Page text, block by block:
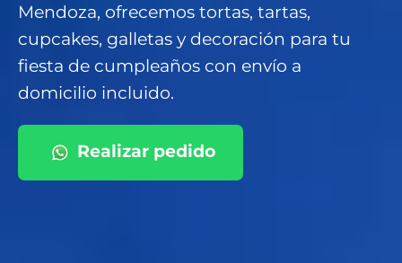
Mendoza, ofrecemos tortas, tartas,
cupcakes, galletas y decoración para tu
fiesta de cumpleaños con envío a
domicilio incluido.
Realizar pedido